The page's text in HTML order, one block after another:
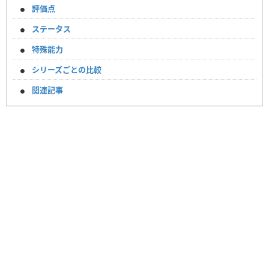
評価点
ステータス
特殊能力
シリーズごとの比較
関連記事